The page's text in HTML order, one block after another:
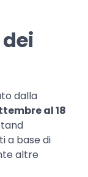
dalla
al 18
a base di
altre